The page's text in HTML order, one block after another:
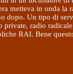
metteva in onda la
dopo. Un tipo di
private, radio
RAI. Bene